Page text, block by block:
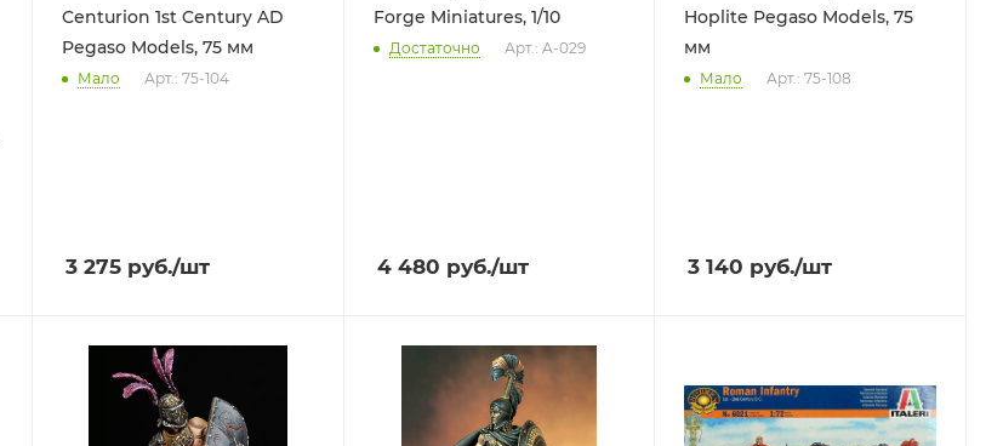
Centurion 1st Century AD
Pegaso Models, 75 мм
Мало Арт.: 75-104
3 275 руб./шт
Forge Miniatures, 1/10
Достаточно Арт.: A-029
4 480 руб./шт
Hoplite Pegaso Models, 75
мм
Мало Арт.: 75-108
3 140 руб./шт